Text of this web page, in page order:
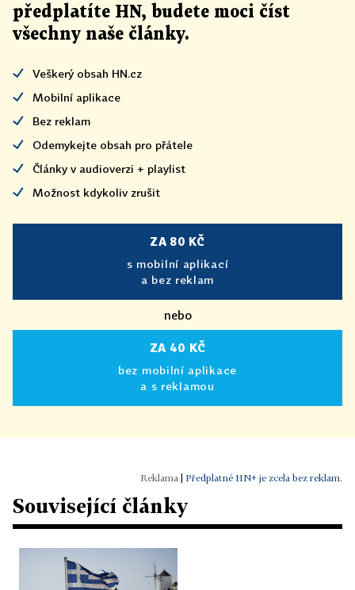
předplatíte HN, budete moci číst
všechny naše články.
Veškerý obsah HN.cz
Mobilní aplikace
Bez reklam
Odemykejte obsah pro přátele
Články v audioverzi + playlist
Možnost kdykoliv zrušit
ZA 80 KČ
s mobilní aplikací
a bez reklam
nebo
ZA 40 KČ
bez mobilní aplikace
a s reklamou
Předplatné HN+ je zcela bez reklam.
Související články